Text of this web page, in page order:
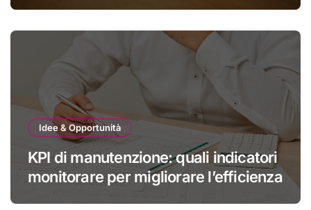
Idee & Opportunità
KPI di manutenzione: quali indicatori
monitorare per migliorare l’efficienza